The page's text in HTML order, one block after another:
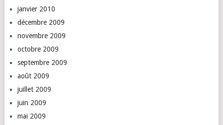
janvier 2010
décembre 2009
novembre 2009
octobre 2009
septembre 2009
août 2009
juillet 2009
juin 2009
mai 2009